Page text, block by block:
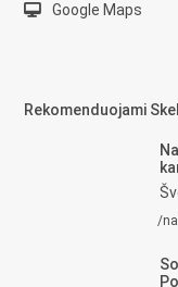
Google Maps
Rekomenduojami
/